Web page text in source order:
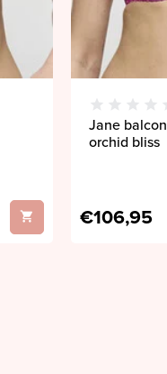
Jane
orchid bliss
€106,95